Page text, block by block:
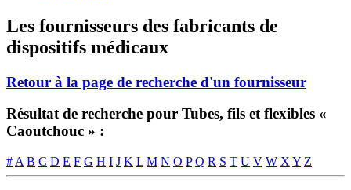
Les fournisseurs des fabricants de
dispositifs médicaux
Retour à la page de recherche d'un fournisseur
Résultat de recherche pour Tubes, fils et flexibles «
Caoutchouc » :
# A B C D E F G H I J K L M N O P Q R S T U V W X Y Z